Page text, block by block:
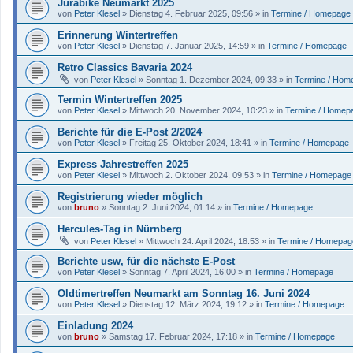
Jurabike Neumarkt 2025
von Peter Klesel » Dienstag 4. Februar 2025, 09:56 » in Termine / Homepage
Erinnerung Wintertreffen
von Peter Klesel » Dienstag 7. Januar 2025, 14:59 » in Termine / Homepage
Retro Classics Bavaria 2024
von Peter Klesel » Sonntag 1. Dezember 2024, 09:33 » in Termine /
Termin Wintertreffen 2025
von Peter Klesel » Mittwoch 20. November 2024, 10:23 » in Termine /
Berichte für die E-Post 2/2024
von Peter Klesel » Freitag 25. Oktober 2024, 18:41 » in Termine / Homepage
Express Jahrestreffen 2025
von Peter Klesel » Mittwoch 2. Oktober 2024, 09:53 » in Termine / Homepage
Registrierung wieder möglich
von bruno » Sonntag 2. Juni 2024, 01:14 » in Termine / Homepage
Hercules-Tag in Nürnberg
von Peter Klesel » Mittwoch 24. April 2024, 18:53 » in Termine /
Berichte usw, für die nächste E-Post
von Peter Klesel » Sonntag 7. April 2024, 16:00 » in Termine / Homepage
Oldtimertreffen Neumarkt am Sonntag 16. Juni 2024
von Peter Klesel » Dienstag 12. März 2024, 19:12 » in Termine / Homepage
Einladung 2024
von bruno » Samstag 17. Februar 2024, 17:18 » in Termine / Homepage